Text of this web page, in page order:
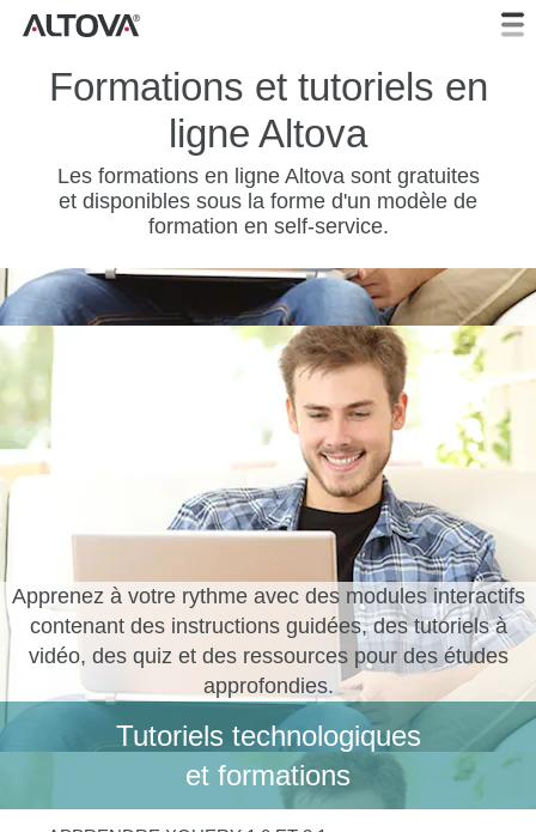
Formations et tutoriels en
ligne Altova
Les formations en ligne Altova sont gratuites
et disponibles sous la forme d'un modèle de
formation en self-service.
Apprenez à votre rythme avec des modules interactifs
contenant des instructions guidées, des tutoriels à
vidéo, des quiz et des ressources pour des études
approfondies.
Tutoriels technologiques
et formations